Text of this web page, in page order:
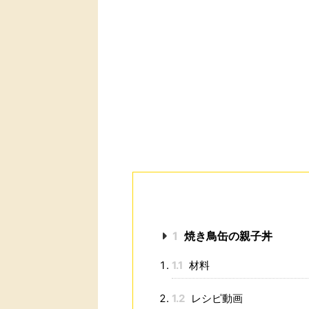
1 焼き鳥缶の親子丼
1.1 材料
1.2 レシピ動画